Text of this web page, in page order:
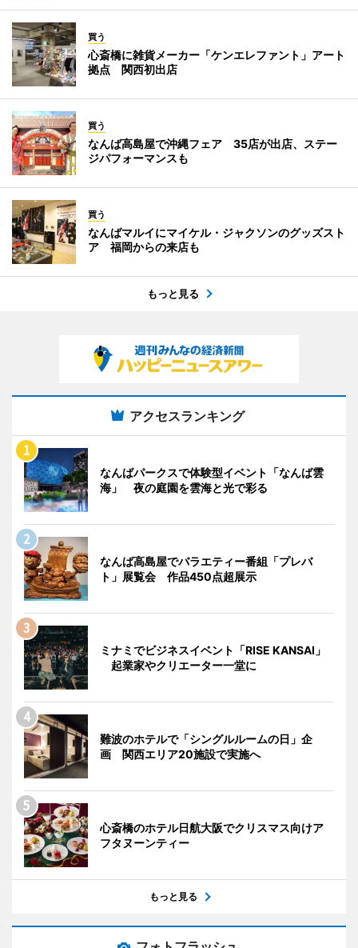
買う
心斎橋に雑貨メーカー「ケンエレファント」アート
拠点 関西初出店
買う
なんば高島屋で沖縄フェア 35店が出店、ステー
ジパフォーマンスも
買う
なんばマルイにマイケル・ジャクソンのグッズスト
ア 福岡からの来店も
もっと見る
アクセスランキング
なんばパークスで体験型イベント「なんば雲
海」 夜の庭園を雲海と光で彩る
なんば高島屋でバラエティー番組「プレバ
ト」展覧会 作品450点超展示
ミナミでビジネスイベント「RISE KANSAI」
起業家やクリエーター一堂に
難波のホテルで「シングルルームの日」企
画 関西エリア20施設で実施へ
心斎橋のホテル日航大阪でクリスマス向けア
フタヌーンティー
もっと見る